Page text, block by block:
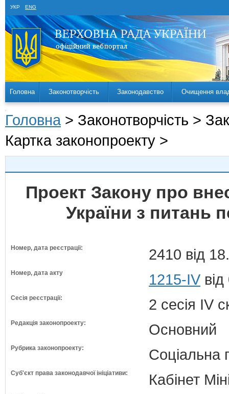
УКР ENG
Головна Законотворчість Законодавство Очищення
Головна > Законотворчість >
Картка законопроекту >
Проект Закону про
України з питань
Номер, дата реєстрації: 2410 від
Номер, дата акту 1215-IV
Сесія реєстрації: 2 сесія IV
Редакція законопроекту: Основний
Рубрика законопроекту: Соціальна
Суб'єкт права законодавчої ініціативи: Кабінет